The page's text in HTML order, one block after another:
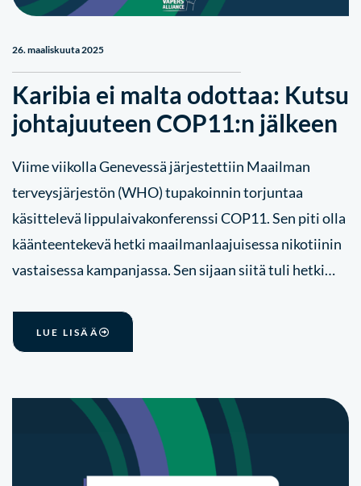
26. maaliskuuta 2025
Karibia ei malta odottaa: Kutsu
johtajuuteen COP11:n jälkeen
Viime viikolla Genevessä järjestettiin Maailman
terveysjärjestön (WHO) tupakoinnin torjuntaa
käsittelevä lippulaivakonferenssi COP11. Sen piti olla
käänteentekevä hetki maailmanlaajuisessa nikotiinin
vastaisessa kampanjassa. Sen sijaan siitä tuli hetki…
LUE LISÄÄ